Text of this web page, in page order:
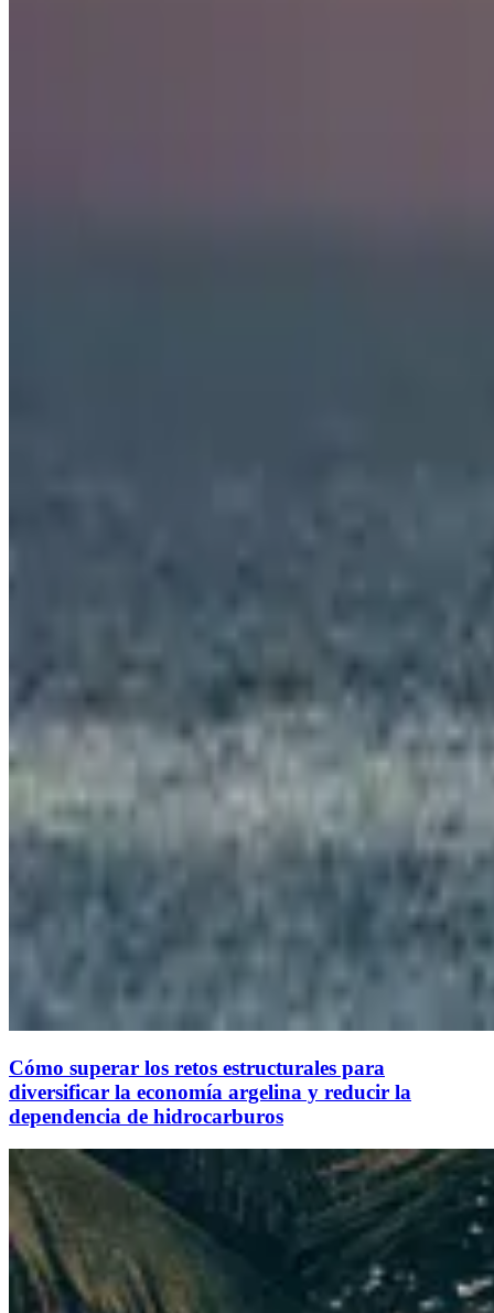
Cómo superar los retos estructurales para
diversificar la economía argelina y reducir la
dependencia de hidrocarburos